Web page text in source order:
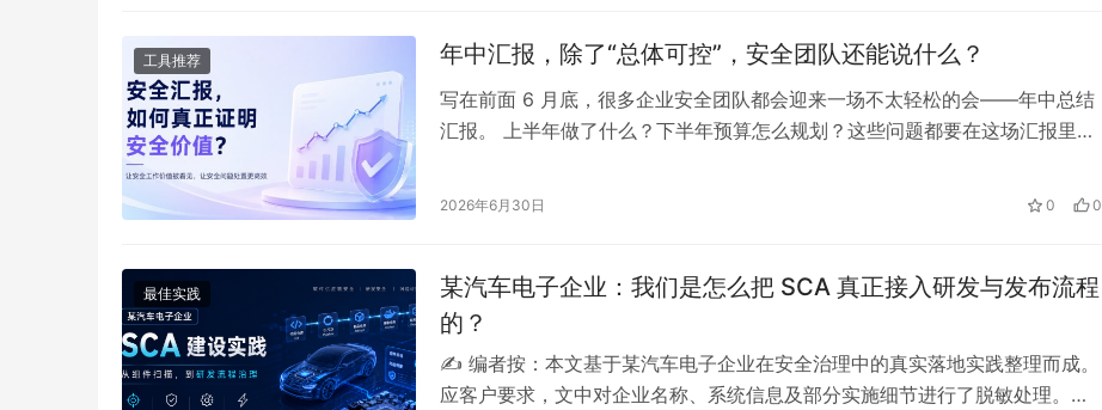
工具推荐 年中汇报，除了“总体可控”，安全团队还能说什么？
写在前面 6 月底，很多企业安全团队都会迎来一场不太轻松的会——年中总结
汇报。 上半年做了什么？下半年预算怎么规划？这些问题都要在这场汇报里向
少工单、拦截了多少攻击、建设了多少能力、跟进了多少情报、推动了多少整
2026年6月30日 0 0
最佳实践
某汽车电子企业：我们是怎么把 SCA 真正接入研发与发布流程
的？
✍️ 编者按：本文基于某汽车电子企业在安全治理中的真实落地实践整理而成。
应客户要求，文中对企业名称、系统信息及部分实施细节进行了脱敏处理。仅